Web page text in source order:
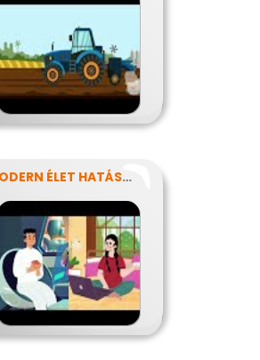
A MODERN ÉLET HATÁSA AZ ERŐFORRÁSAINK FELHASZNÁLÁSÁRA